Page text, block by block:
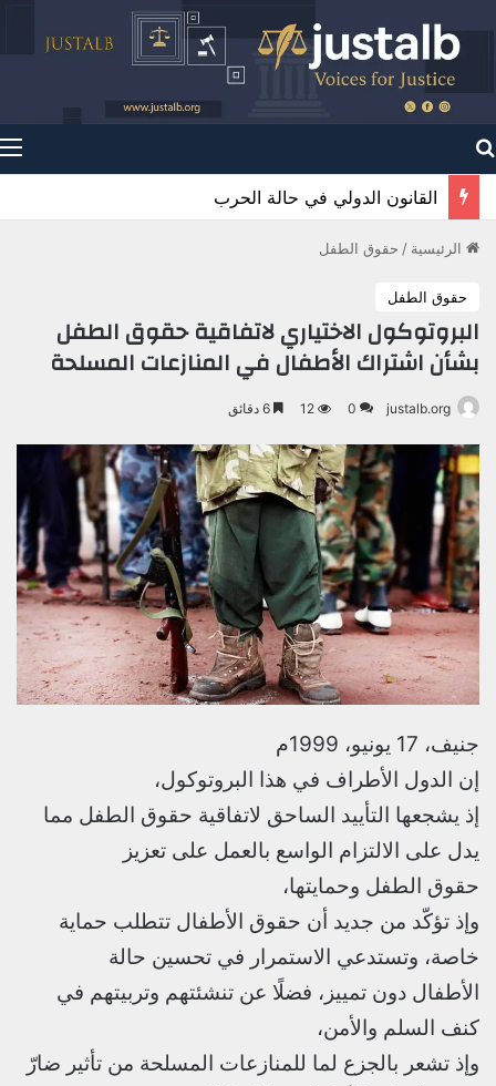
قانون البحار
الرئيسية / حقوق الطفل
حقوق الطفل
البروتوكول الاختياري لاتفاقية حقوق الطفل
بشأن اشتراك الأطفال في المنازعات المسلحة
justalb.org
0
12
جنيف، 17 يونيو، 1999م
إن الدول الأطراف في هذا البروتوكول،
إذ يشجعها التأييد الساحق لاتفاقية حقوق الطفل مما
يدل على الالتزام الواسع بالعمل على تعزيز
حقوق الطفل وحمايتها،
وإذ تؤكّد من جديد أن حقوق الأطفال تتطلب حماية
خاصة، وتستدعي الاستمرار في تحسين حالة
الأطفال دون تمييز، فضلًا عن تنشئتهم وتربيتهم في
كنف السلم والأمن،
وإذ تشعر بالجزع لما للمنازعات المسلحة من تأثير ضارّ